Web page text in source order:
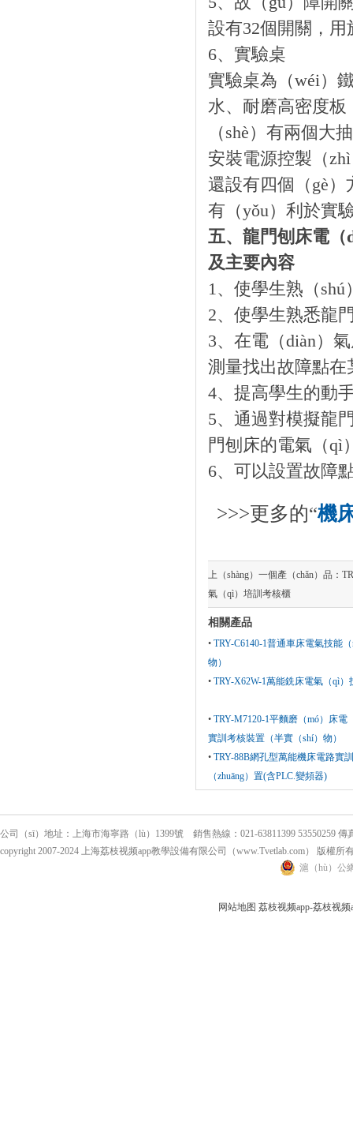
設有32個開關，用
6、實驗桌
實驗桌為（wéi）
水、耐磨高密度
（shè）有兩個大
安裝電源控製（
還設有四個（gè
有（yǒu）利於實
五、龍門刨床電（
及主要內容
1、使學生熟（
2、使學生熟悉龍
3、在電（diàn）
測量找出故障點在
4、提高學生的動
5、通過對模擬龍
門刨床的電氣（qì
6、可以設置故障
>>>更多的“機
上（shàng）一個產（chǎn）品：
氣（qì）培訓考核櫃
相關產品
• TRY-C6140-1普通車床電氣技能
物）
• TRY-X62W-1萬能銑床電氣（qì
• TRY-M7120-1平麵磨（mó）床電
實訓考核裝置（半實（shí）物）
• TRY-88B網孔型萬能機床電路實
（zhuāng）置(含PLC.變頻器)
公司（sī）地址：上海市海寧路（lù）1399號 銷售熱線：021-63811399 53550259 傳
copyright 2007-2024 上海荔枝视频app教學設備有限公司（www.Tvetlab.com） 版權所
滬（hù）公
网站地图 荔枝视频app-荔枝视